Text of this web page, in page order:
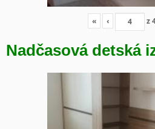
« ‹ z
Nadčasová detská